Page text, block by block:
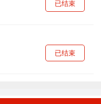
已结束
已结束